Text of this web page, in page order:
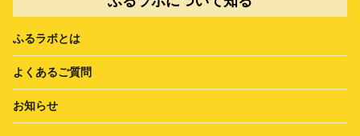
ふるラボとは
よくあるご質問
お知らせ